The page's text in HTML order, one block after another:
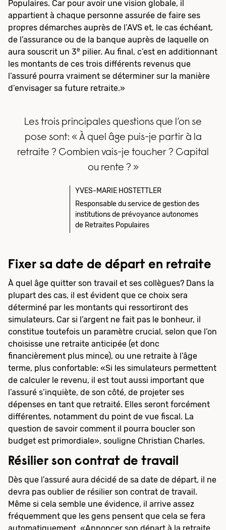
Populaires. Car pour avoir une vision globale, il
appartient à chaque personne assurée de faire ses
propres démarches auprès de l’AVS et, le cas échéant,
de l’assurance ou de la banque auprès de laquelle on
aura souscrit un 3e pilier. Au final, c’est en additionnant
les montants de ces trois différents revenus que
l’assuré pourra vraiment se déterminer sur la manière
d’envisager sa future retraite.»
Les trois principales questions que l’on se
pose sont: « À quel âge puis-je partir à la
retraite ? Combien vais-je toucher ? Capital
ou rente ? »
YVES-MARIE HOSTETTLER
Responsable du service de gestion des
institutions de prévoyance autonomes
de Retraites Populaires
Fixer sa date de départ en retraite
À quel âge quitter son travail et ses collègues? Dans la
plupart des cas, il est évident que ce choix sera
déterminé par les montants qui ressortiront des
simulateurs. Car si l’argent ne fait pas le bonheur, il
constitue toutefois un paramètre crucial, selon que l’on
choisisse une retraite anticipée (et donc
financièrement plus mince), ou une retraite à l’âge
terme, plus confortable: «Si les simulateurs permettent
de calculer le revenu, il est tout aussi important que
l’assuré s’inquiète, de son côté, de projeter ses
dépenses en tant que retraité. Elles seront forcément
différentes, notamment du point de vue fiscal. La
question de savoir comment il pourra boucler son
budget est primordiale», souligne Christian Charles.
Résilier son contrat de travail
Dès que l’assuré aura décidé de sa date de départ, il ne
devra pas oublier de résilier son contrat de travail.
Même si cela semble une évidence, il arrive assez
fréquemment que les gens pensent que cela se fera